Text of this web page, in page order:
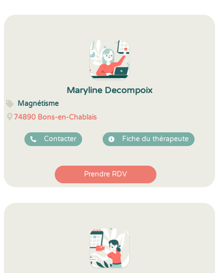
Maryline Decompoix
Magnétisme
74890 Bons-en-Chablais
Contacter Fiche du thérapeute
Prendre RDV